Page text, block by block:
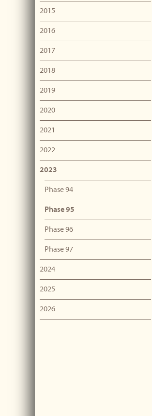
2015
2016
2017
2018
2019
2020
2021
2022
2023
Phase 94
Phase 95
Phase 96
Phase 97
2024
2025
2026